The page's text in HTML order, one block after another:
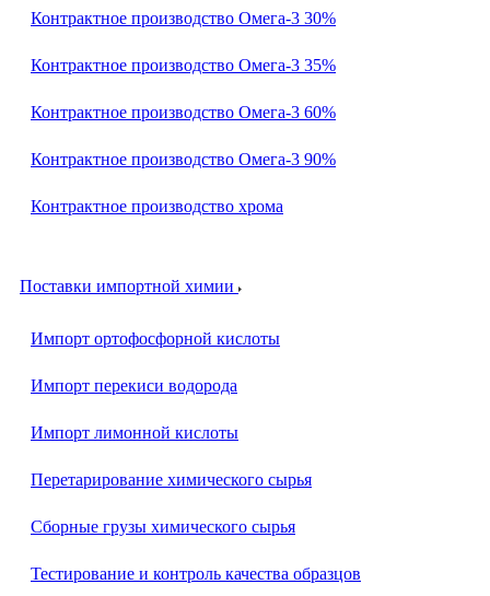
Контрактное производство Омега-3 30%
Контрактное производство Омега-3 35%
Контрактное производство Омега-3 60%
Контрактное производство Омега-3 90%
Контрактное производство хрома
Поставки импортной химии
Импорт ортофосфорной кислоты
Импорт перекиси водорода
Импорт лимонной кислоты
Перетарирование химического сырья
Сборные грузы химического сырья
Тестирование и контроль качества образцов